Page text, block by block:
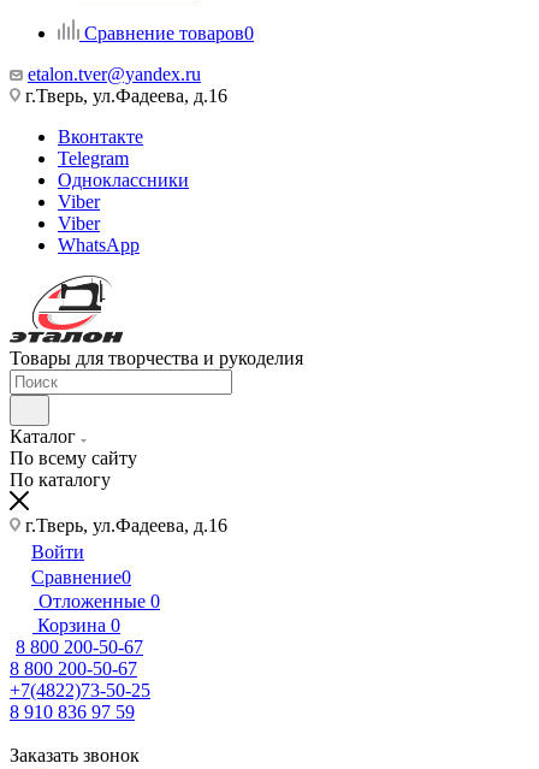
Сравнение товаров0
etalon.tver@yandex.ru
г.Тверь, ул.Фадеева, д.16
Вконтакте
Telegram
Одноклассники
Viber
Viber
WhatsApp
Товары для творчества и рукоделия
Каталог
По всему сайту
По каталогу
г.Тверь, ул.Фадеева, д.16
Войти
Сравнение0
Отложенные 0
Корзина 0
8 800 200-50-67
8 800 200-50-67
+7(4822)73-50-25
8 910 836 97 59
Заказать звонок